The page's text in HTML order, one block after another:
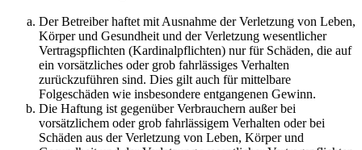
Der Betreiber haftet mit Ausnahme der Verletzung von Leben,
Körper und Gesundheit und der Verletzung wesentlicher
Vertragspflichten (Kardinalpflichten) nur für Schäden, die auf
ein vorsätzliches oder grob fahrlässiges Verhalten
zurückzuführen sind. Dies gilt auch für mittelbare
Folgeschäden wie insbesondere entgangenen Gewinn.
Die Haftung ist gegenüber Verbrauchern außer bei
vorsätzlichem oder grob fahrlässigem Verhalten oder bei
Schäden aus der Verletzung von Leben, Körper und